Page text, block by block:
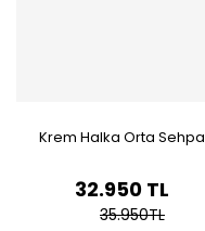
Krem Halka Orta Sehpa
32.950 TL
35.950TL